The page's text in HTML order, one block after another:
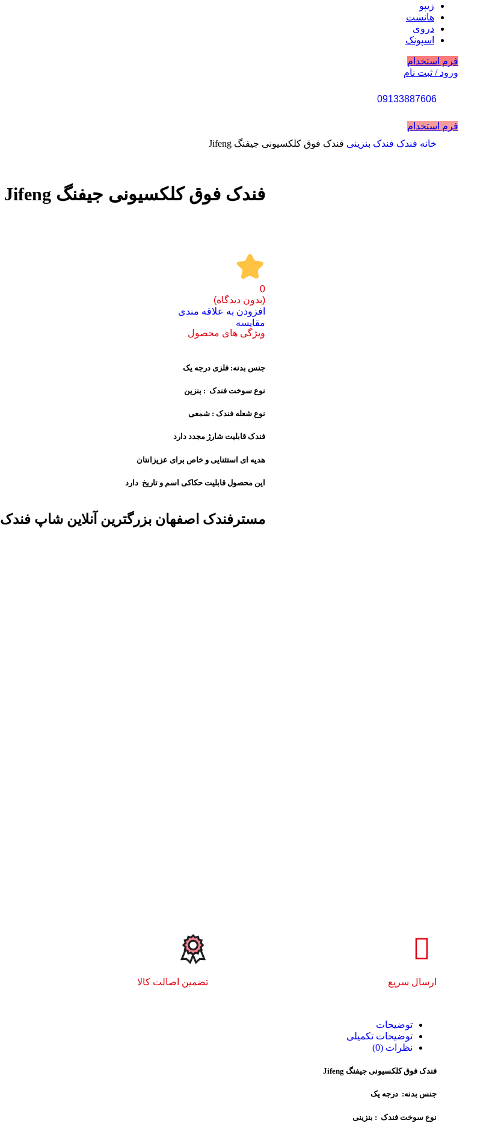
زیپو
هانست
دروی
اسپونک
فرم استخدام
ورود / ثبت نام
09133887606
فرم استخدام
خانه فندک فندک بنزینی فندک فوق کلکسیونی جیفنگ Jifeng
فندک فوق کلکسیونی جیفنگ Jifeng
0
(بدون دیدگاه)
افزودن به علاقه مندی
مقايسه
ویژگی های محصول
جنس بدنه: فلزی درجه یک
نوع سوخت فندک : بنزین
نوع شعله فندک : شمعی
فندک قابلیت شارژ مجدد دارد
هدیه ای استثنایی و خاص برای عزیزانتان
این محصول قابلیت حکاکی اسم و تاریخ دارد
مسترفندک اصفهان بزرگترین آنلاین شاپ فندک
ارسال سریع تضمین اصالت کالا
توضیحات
توضیحات تکمیلی
نظرات (0)
فندک فوق کلکسیونی جیفنگ Jifeng
جنس بدنه: درجه یک
نوع سوخت فندک : بنزینی